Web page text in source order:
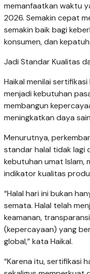
memanfaatkan waktu
2026. Semakin cepat
semakin baik bagi
konsumen, dan
Jadi Standar Kualitas
Haikal menilai
menjadi kebutuhan
membangun
meningkatkan daya
Menurutnya,
standar halal tidak lagi
kebutuhan umat Islam,
indikator kualitas
“Halal hari ini bukan
semata. Halal telah
keamanan,
(kepercayaan) yang
global,” kata Haikal.
“Karena itu, sertifikasi